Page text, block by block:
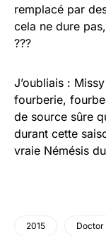
remplacé par
cela ne dure
???
J’oubliais :
fourberie,
de source sûre
durant cette
vraie Némésis
2015 Doctor